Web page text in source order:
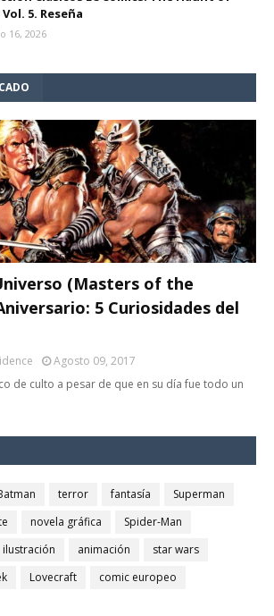
Vol. 5. Reseña
16, 2026
(Masters of the
5 Curiosidades del
Agosto 09, 2017
de culto a pesar de que en su día fue todo un
terror fantasía
Superman
novela gráfica
Spider-Man
ilustración animación
star wars
Lovecraft comic europeo